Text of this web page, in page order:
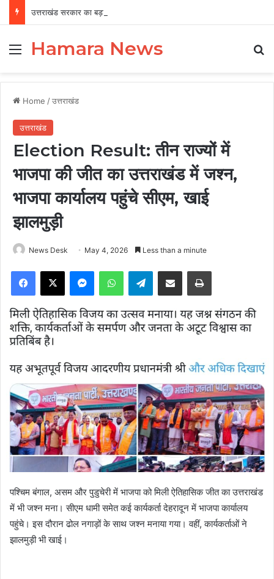
MenuHamara News
Home /उत्तराखंड
उत्तराखंड
Election Result: तीन राज्यों में
भाजपा की जीत का उत्तराखंड में जश्न,
भाजपा कार्यालय पहुंचे सीएम, खाई
झालमुड़ी
News Desk May 4, 2026 Less than a minute
Facebook
X MessengerWhatsAppTelegramShare via Email Print
पश्चिम बंगाल, असम और पुडुचेरी में भाजपा को मिली ऐतिहासिक जीत का उत्तराखंड
में भी जश्न मना। सीएम धामी समेत कई कार्यकर्ता देहरादून में भाजपा कार्यालय
पहुंचे। इस दौरान ढोल नगाड़ों के साथ जश्न मनाया गया। वहीं, कार्यकर्ताओं ने
झालमुड़ी भी खाई।